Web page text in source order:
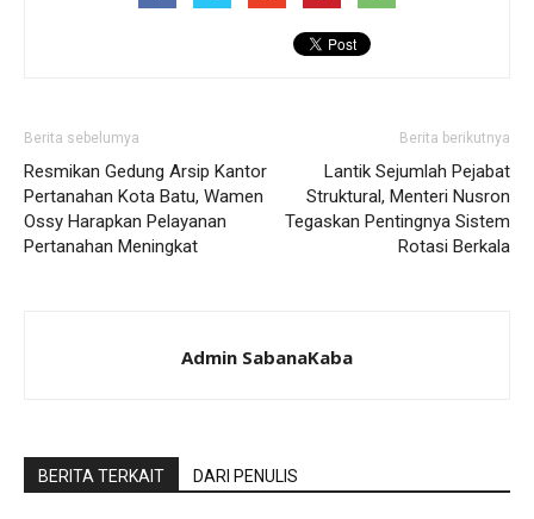
Berita sebelumya
Resmikan Gedung Arsip Kantor
Pertanahan Kota Batu, Wamen
Ossy Harapkan Pelayanan
Pertanahan Meningkat
Berita berikutnya
Lantik Sejumlah Pejabat
Struktural, Menteri Nusron
Tegaskan Pentingnya Sistem
Rotasi Berkala
Admin SabanaKaba
BERITA TERKAIT DARI PENULIS